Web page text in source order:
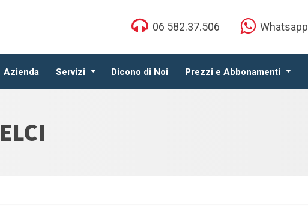
Azienda Servizi Dicono di Noi Prezzi e Abbonamenti
06 582.37.506 Whatsapp